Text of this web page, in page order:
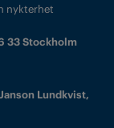
nykterhet
33 Stockholm
Lundkvist,